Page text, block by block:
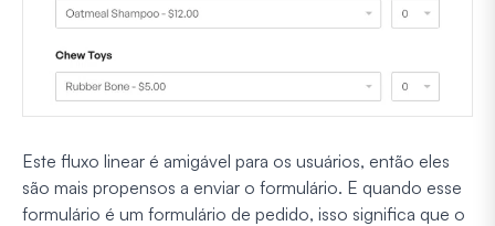
Este fluxo linear é amigável para os usuários, então eles
são mais propensos a enviar o formulário. E quando esse
formulário é um formulário de pedido, isso significa que o